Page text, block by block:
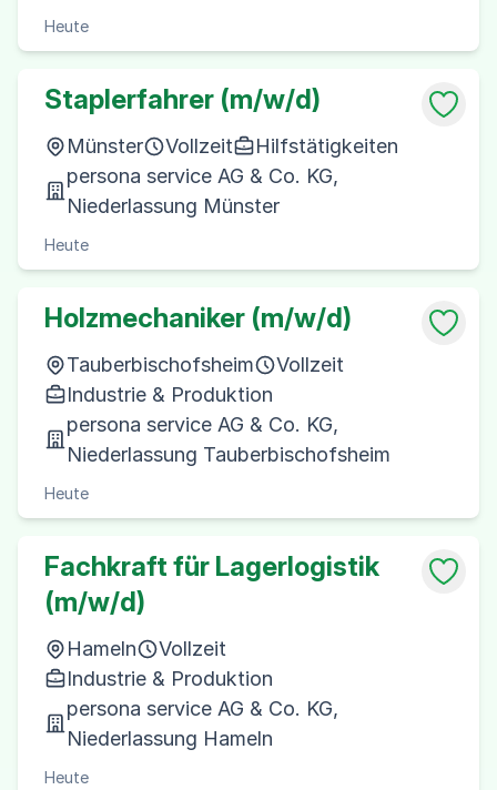
Heute
Staplerfahrer (m/w/d)
Münster Vollzeit
Hilfstätigkeiten
persona service AG & Co. KG,
Niederlassung Münster
Heute
Holzmechaniker (m/w/d)
Tauberbischofsheim
Vollzeit
Industrie & Produktion
persona service AG & Co. KG,
Niederlassung Tauberbischofsheim
Heute
Fachkraft für Lagerlogistik
(m/w/d)
Hameln
Vollzeit
Industrie & Produktion
persona service AG & Co. KG,
Niederlassung Hameln
Heute